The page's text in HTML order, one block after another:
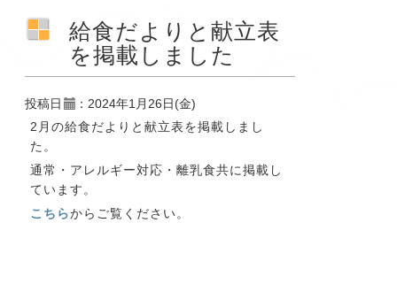
給食だよりと献立表
を掲載しました
投稿日
：2024年1月26日(金)
2月の給食だよりと献立表を掲載しまし
た。
通常・アレルギー対応・離乳食共に掲載し
ています。
こちらからご覧ください。